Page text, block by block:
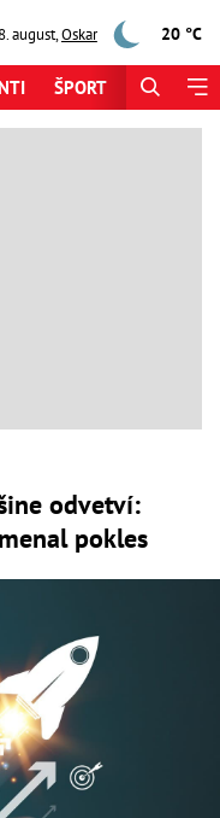
8. august,Oskar 20 °C
ŠPORT
odvetví:
pokles